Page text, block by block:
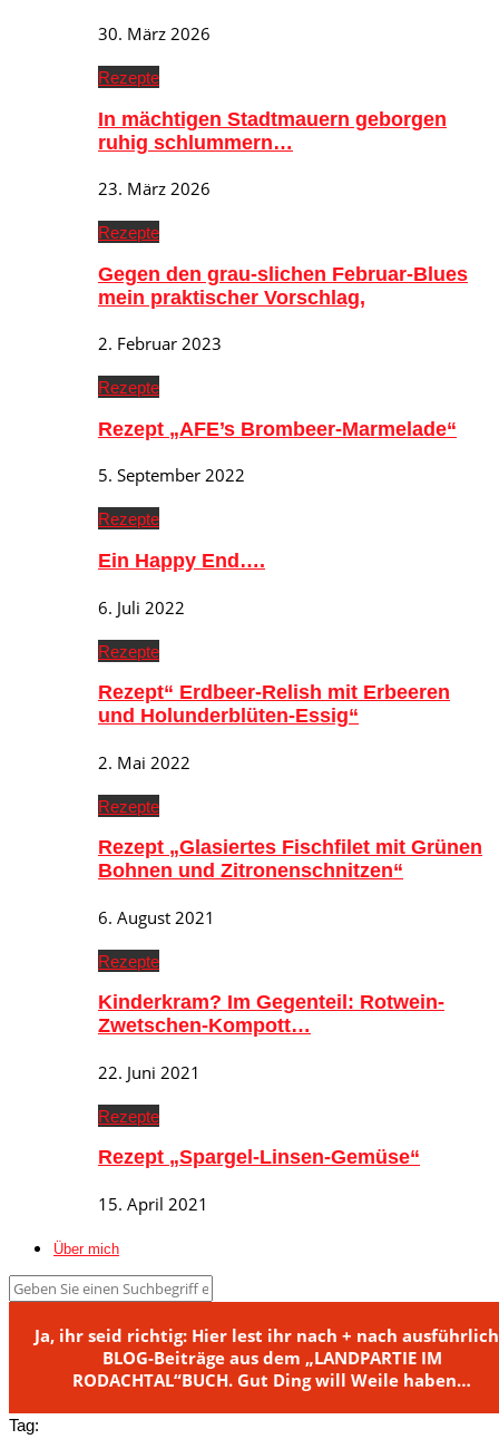
30. März 2026
Rezepte
In mächtigen Stadtmauern geborgen
ruhig schlummern…
23. März 2026
Rezepte
Gegen den grau-slichen Februar-Blues
mein praktischer Vorschlag,
2. Februar 2023
Rezepte
Rezept „AFE’s Brombeer-Marmelade“
5. September 2022
Rezepte
Ein Happy End….
6. Juli 2022
Rezepte
Rezept“ Erdbeer-Relish mit Erbeeren
und Holunderblüten-Essig“
2. Mai 2022
Rezepte
Rezept „Glasiertes Fischfilet mit Grünen
Bohnen und Zitronenschnitzen“
6. August 2021
Rezepte
Kinderkram? Im Gegenteil: Rotwein-
Zwetschen-Kompott…
22. Juni 2021
Rezepte
Rezept „Spargel-Linsen-Gemüse“
15. April 2021
Über mich
Ja, ihr seid richtig: Hier lest ihr nach + nach
BLOG-Beiträge aus dem „LANDPARTIE IM
RODACHTAL“BUCH. Gut Ding will Weile haben…
Tag: